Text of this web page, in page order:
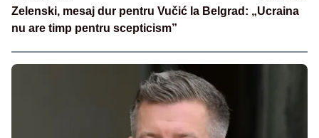
Zelenski, mesaj dur pentru Vučić la Belgrad: „Ucraina
nu are timp pentru scepticism”